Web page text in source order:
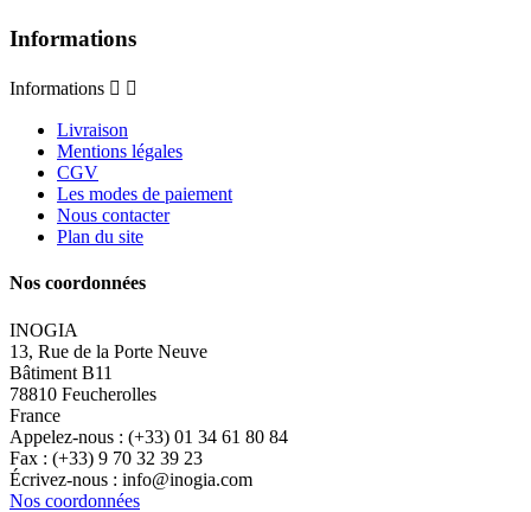
Informations
Informations  
Livraison
Mentions légales
CGV
Les modes de paiement
Nous contacter
Plan du site
Nos coordonnées
INOGIA
13, Rue de la Porte Neuve
Bâtiment B11
78810 Feucherolles
France
Appelez-nous : (+33) 01 34 61 80 84
Fax : (+33) 9 70 32 39 23
Écrivez-nous : info@inogia.com
Nos coordonnées